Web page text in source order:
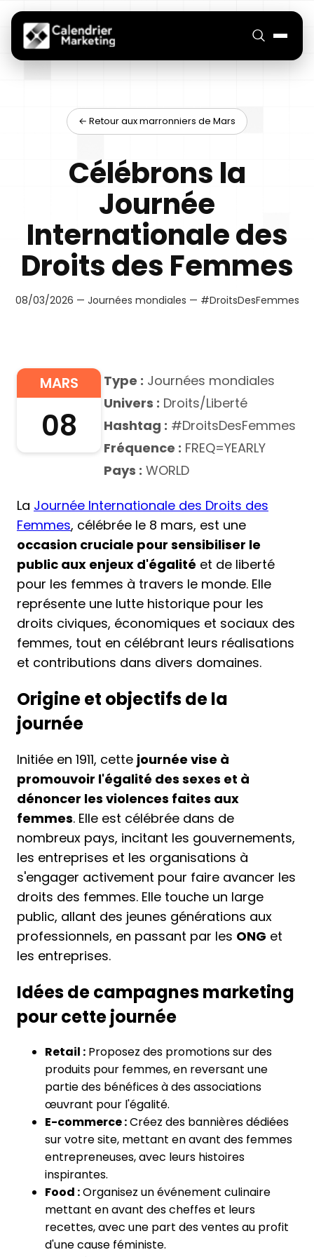
← Retour aux marronniers de Mars
Célébrons la
Journée
Internationale des
Droits des Femmes
08/03/2026 — Journées mondiales — #DroitsDesFemmes
MARS
08
Type : Journées mondiales
Univers : Droits/Liberté
Hashtag : #DroitsDesFemmes
Fréquence : FREQ=YEARLY
Pays : WORLD
La Journée Internationale des Droits des
Femmes, célébrée le 8 mars, est une
occasion cruciale pour sensibiliser le
public aux enjeux d'égalité et de liberté
pour les femmes à travers le monde. Elle
représente une lutte historique pour les
droits civiques, économiques et sociaux des
femmes, tout en célébrant leurs réalisations
et contributions dans divers domaines.
Origine et objectifs de la
journée
Initiée en 1911, cette journée vise à
promouvoir l'égalité des sexes et à
dénoncer les violences faites aux
femmes. Elle est célébrée dans de
nombreux pays, incitant les gouvernements,
les entreprises et les organisations à
s'engager activement pour faire avancer les
droits des femmes. Elle touche un large
public, allant des jeunes générations aux
professionnels, en passant par les ONG et
les entreprises.
Idées de campagnes marketing
pour cette journée
Retail : Proposez des promotions sur des
produits pour femmes, en reversant une
partie des bénéfices à des associations
œuvrant pour l'égalité.
E-commerce :Créez des bannières dédiées
sur votre site, mettant en avant des femmes
entrepreneuses, avec leurs histoires
inspirantes.
Food :Organisez un événement culinaire
mettant en avant des cheffes et leurs
recettes, avec une part des ventes au profit
d'une cause féministe.